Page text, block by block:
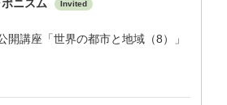
ニスム Invited
開講座「世界の都市と地域（8）」